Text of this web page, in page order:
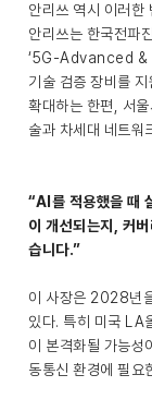
안리쓰 역시 이러한
안리쓰는 한국전파
‘5G-Advanced &
기술 검증 장비를
확대하는 한편, 서
술과 차세대 네트워
“AI를 적용했을 때
이 개선되는지, 커
습니다.”
이 사장은 2028년
있다. 특히 미국 LA
이 본격화될 가능성
동통신 환경에 필요